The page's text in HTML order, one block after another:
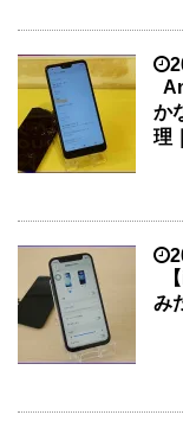
か
理
み